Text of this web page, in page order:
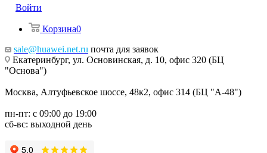
Войти
Корзина0
sale@huawei.net.ru почта для заявок
Екатеринбург, ул. Основинская, д. 10, офис 320 (БЦ
"Основа")
Москва, Алтуфьевское шоссе, 48к2, офис 314 (БЦ "А-48")
пн-пт: с 09:00 до 19:00
сб-вс: выходной день